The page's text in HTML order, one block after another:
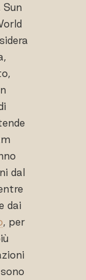
Sun
dal
dai
, per